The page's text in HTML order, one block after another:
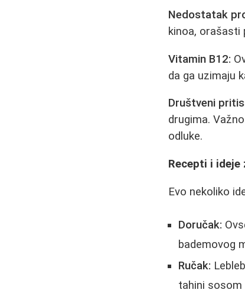
Nedostatak
kinoa, orašasti
Vitamin B12:
da ga uzimaju
Društveni
drugima.
odluke.
Recepti i ideje
Evo nekoliko
Doručak:
bademovog
Ručak:
tahini sosom